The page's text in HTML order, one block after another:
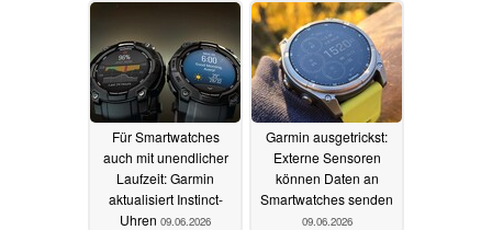
Für Smartwatches
auch mit unendlicher
Laufzeit: Garmin
aktualisiert Instinct-
Uhren 09.06.2026
Garmin ausgetrickst:
Externe Sensoren
können Daten an
Smartwatches senden
09.06.2026